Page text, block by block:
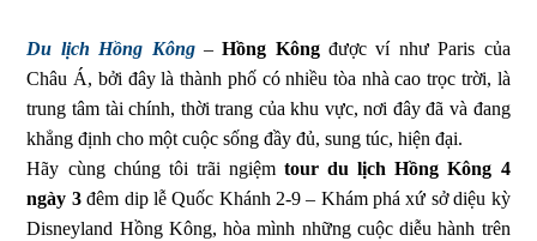
Du lịch Hồng Kông–Hồng Kôngđược ví như Paris của
Châu Á, bởi đây là thành phố có nhiều tòa nhà cao trọc trời, là
trung tâm tài chính, thời trang của khu vực, nơi đây đã và đang
khẳng định cho một cuộc sống đầy đủ, sung túc, hiện đại.
Hãy cùng chúng tôi trãi ngiệmtour du lịch Hồng Kông 4
ngày 3đêm dip lễ Quốc Khánh 2-9 – Khám phá xứ sở diệu kỳ
Disneyland Hồng Kông, hòa mình những cuộc diễu hành trên